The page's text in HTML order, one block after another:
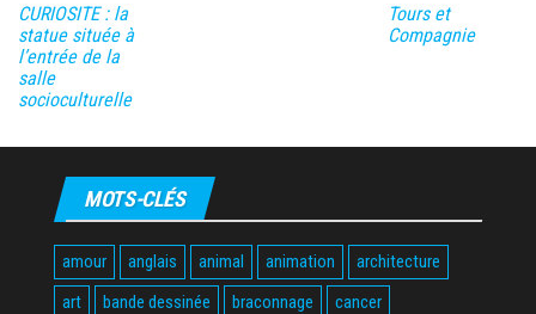
CURIOSITE : la
statue située à
l’entrée de la
salle
socioculturelle
Tours et
Compagnie
MOTS-CLÉS
amour anglais animal animation
architecture
art
bande dessinée braconnage
cancer